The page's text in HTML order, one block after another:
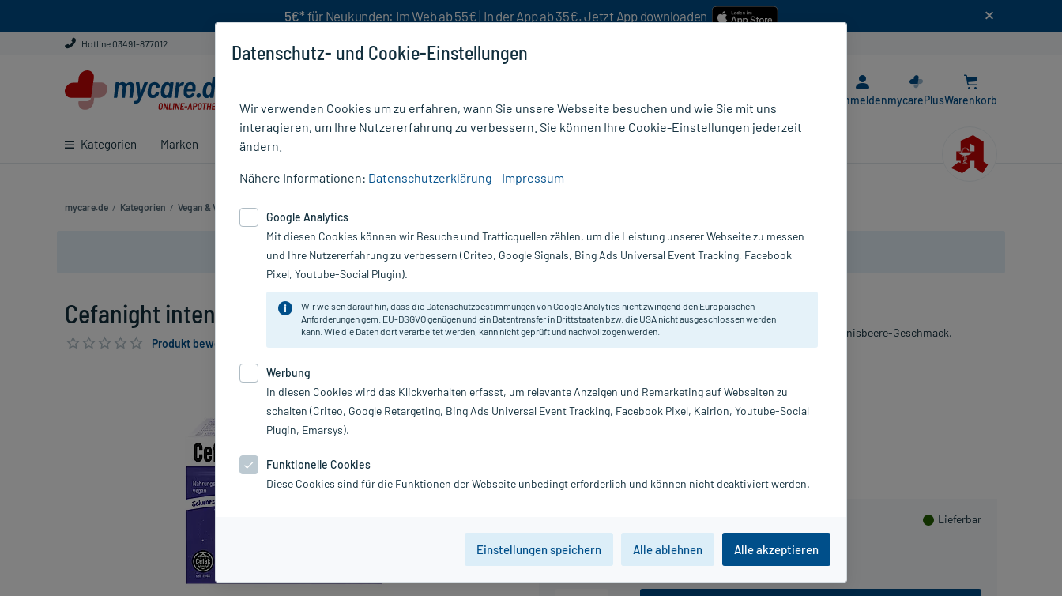
5€* für Neukunden: Im Web ab 55€ | In der App ab 35€. Jetzt App downloaden
Hotline 03491-877012
Kategorien Marken Ratgeber
AnmeldenmycarePlusWarenkorb
mycare.de / Kategorien / Vegan & Vegetarisch
Nur für kurze Zeit:Gratis-Versand* ab 19€ Mindestbestellwert!
Cefanight intens 2 mg Stix, 42 St
Produkt bewerten & PlusHerzen sichern
inkl. MwSt. Gratis-Versand innerhalb D.
Lieferbar
14 St 42 St
Cefak
Nahrungsergänzungsmittel mit Melatonin. Mit Schwarzer-Johannisbeere-Geschmack.
PZN:
17553559
Hersteller:
Cefak KG
Datenschutz- und Cookie-Einstellungen
Wir verwenden Cookies um zu erfahren, wann Sie unsere Webseite besuchen und wie Sie mit uns
interagieren, um Ihre Nutzererfahrung zu verbessern. Sie können Ihre Cookie-Einstellungen jederzeit
ändern.
Nähere Informationen: Datenschutzerklärung Impressum
Google Analytics
Mit diesen Cookies können wir Besuche und Trafficquellen zählen, um die Leistung unserer Webseite zu messen
und Ihre Nutzererfahrung zu verbessern (Criteo, Google Signals, Bing Ads Universal Event Tracking, Facebook
Pixel, Youtube-Social Plugin).
Wir weisen darauf hin, dass die Datenschutzbestimmungen vonGoogle Analytics nicht zwingend den Europäischen
Anforderungen gem. EU-DSGVO genügen und ein Datentransfer in Drittstaaten bzw. die USA nicht ausgeschlossen werden
kann. Wie die Daten dort verarbeitet werden, kann nicht geprüft und nachvollzogen werden.
Werbung
In diesen Cookies wird das Klickverhalten erfasst, um relevante Anzeigen und Remarketing auf Webseiten zu
schalten (Criteo, Google Retargeting, Bing Ads Universal Event Tracking, Facebook Pixel, Kairion, Youtube-Social
Plugin, Emarsys).
Funktionelle Cookies
Diese Cookies sind für die Funktionen der Webseite unbedingt erforderlich und können nicht deaktiviert werden.
Einstellungen speichern Alle ablehnen Alle akzeptieren